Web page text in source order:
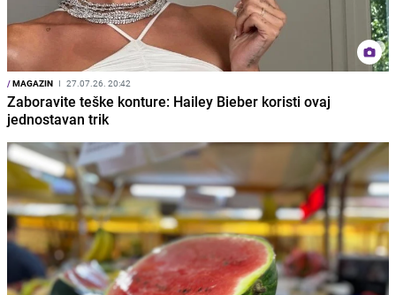
/MAGAZIN I 27.07.26. 20:42
Zaboravite teške konture: Hailey Bieber koristi ovaj
jednostavan trik